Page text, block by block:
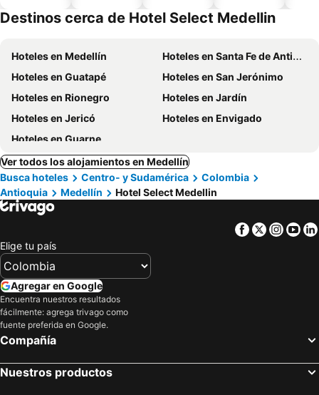
mascotas
Destinos cerca de Hotel Select Medellin
Hoteles en Medellín
Hoteles en Santa Fe de Antioquia
Hoteles en Guatapé
Hoteles en San Jerónimo
Hoteles en Rionegro
Hoteles en Jardín
Hoteles en Jericó
Hoteles en Envigado
Hoteles en Guarne
Ver todos los alojamientos en Medellín
Busca hoteles
Centro- y Sudamérica
Colombia
Antioquia
Medellín Hotel Select Medellin
Facebook
Twitter
Elige tu país
Agregar en Google
Encuentra nuestros resultados
fácilmente: agrega trivago como
fuente preferida en Google.
Compañía
Nuestros productos